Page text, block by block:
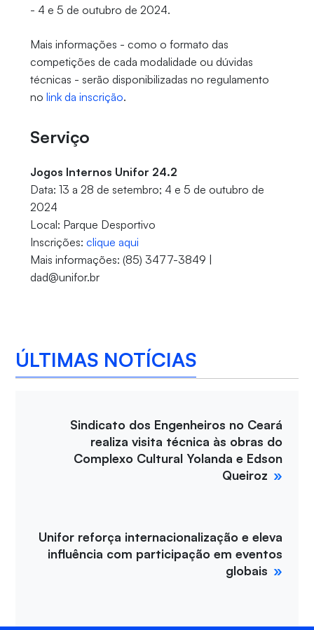
- 4 e 5 de outubro de 2024.
Mais informações - como o formato das
competições de cada modalidade ou dúvidas
técnicas - serão disponibilizadas no regulamento
no link da inscrição.
Serviço
Jogos Internos Unifor 24.2
Data: 13 a 28 de setembro; 4 e 5 de outubro de
2024
Local: Parque Desportivo
Inscrições: clique aqui
Mais informações: (85) 3477-3849 |
dad@unifor.br
ÚLTIMAS NOTÍCIAS
Sindicato dos Engenheiros no Ceará
realiza visita técnica às obras do
Complexo Cultural Yolanda e Edson
Queiroz
Unifor reforça internacionalização e eleva
influência com participação em eventos
globais